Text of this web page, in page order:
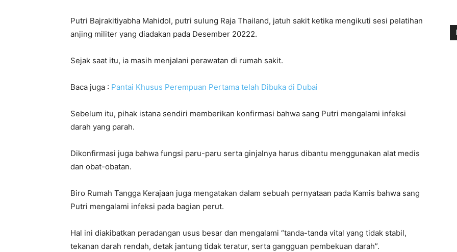
Putri Bajrakitiyabha Mahidol, putri sulung Raja Thailand, jatuh sakit ketika mengikuti sesi pelatihan
anjing militer yang diadakan pada Desember 20222.
Sejak saat itu, ia masih menjalani perawatan di rumah sakit.
Baca juga : Pantai Khusus Perempuan Pertama telah Dibuka di Dubai
Sebelum itu, pihak istana sendiri memberikan konfirmasi bahwa sang Putri mengalami infeksi
darah yang parah.
Dikonfirmasi juga bahwa fungsi paru-paru serta ginjalnya harus dibantu menggunakan alat medis
dan obat-obatan.
Biro Rumah Tangga Kerajaan juga mengatakan dalam sebuah pernyataan pada Kamis bahwa sang
Putri mengalami infeksi pada bagian perut.
Hal ini diakibatkan peradangan usus besar dan mengalami “tanda-tanda vital yang tidak stabil,
tekanan darah rendah, detak jantung tidak teratur, serta gangguan pembekuan darah”.